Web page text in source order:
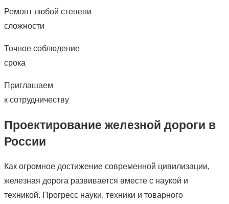
Ремонт любой степени
сложности
Точное соблюдение
срока
Приглашаем
к сотрудничеству
Проектирование железной дороги в
России
Как огромное достижение современной цивилизации,
железная дорога развивается вместе с наукой и
техникой. Прогресс науки, техники и товарного